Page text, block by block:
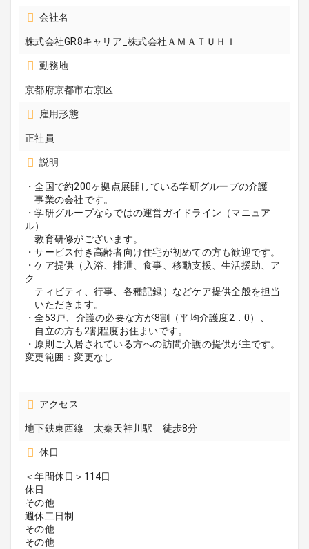
会社名
株式会社GR8キャリア_株式会社ＡＭＡＴＵＨＩ
勤務地
京都府京都市右京区
雇用形態
正社員
説明
・全国で約200ヶ拠点展開している学研グループの介護
事業の会社です。
・学研グループならではの運営ガイドライン（マニュア
ル）
教育研修がございます。
・サービス付き高齢者向け住宅が初めての方も歓迎です。
・ケア提供（入浴、排泄、食事、移動支援、生活援助、ア
ク
ティビティ、行事、各種記録）などケア提供全般を担当
いただきます。
・全53戸、介護の必要な方が8割（平均介護度2．0）、
自立の方も2割程度お住まいです。
・原則ご入居されている方への訪問介護の提供が主です。
変更範囲：変更なし
アクセス
地下鉄東西線 太秦天神川駅 徒歩8分
休日
＜年間休日＞114日
休日
その他
週休二日制
その他
その他